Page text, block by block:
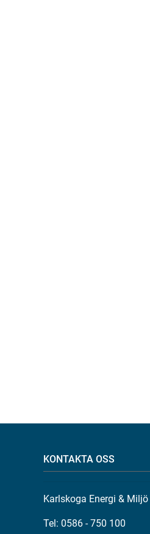
KONTAKTA OSS
Karlskoga Energi & Miljö
Tel: 0586 - 750 100